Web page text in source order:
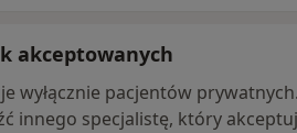
akceptowanych
wyłącznie pacjentów
innego specjalistę, który